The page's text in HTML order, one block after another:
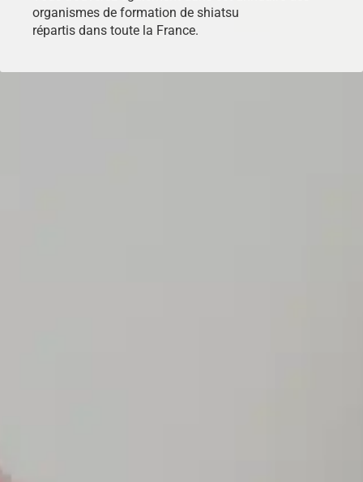
organismes de formation de shiatsu
répartis dans toute la France.